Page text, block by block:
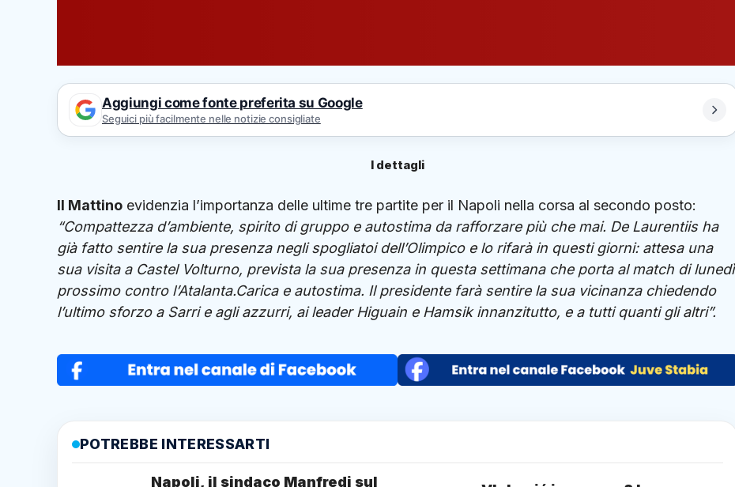
Aggiungi come fonte preferita su Google
Seguici più facilmente nelle notizie consigliate
I dettagli
Il Mattino evidenzia l’importanza delle ultime tre partite per il Napoli nella corsa al secondo posto:
“Compattezza d’ambiente, spirito di gruppo e autostima da rafforzare più che mai. De Laurentiis ha
già fatto sentire la sua presenza negli spogliatoi dell’Olimpico e lo rifarà in questi giorni: attesa una
sua visita a Castel Volturno, prevista la sua presenza in questa settimana che porta al match di lunedì
prossimo contro l’Atalanta.Carica e autostima. Il presidente farà sentire la sua vicinanza chiedendo
l’ultimo sforzo a Sarri e agli azzurri, ai leader Higuain e Hamsik innanzitutto, e a tutti quanti gli altri”.
POTREBBE INTERESSARTI
Napoli, il sindaco Manfredi sul